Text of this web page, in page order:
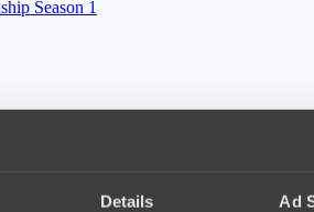
Details Ad
Season 1